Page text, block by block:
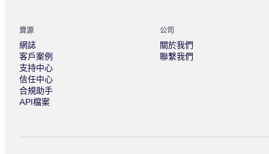
資源
網誌
客戶案例
支持中心
信任中心
合規助手
API檔案
公司
關於我們
聯繫我們